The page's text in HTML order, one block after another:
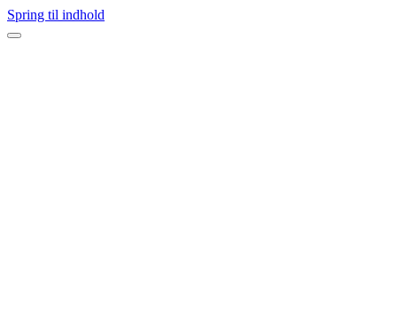
Spring til indhold
Navigation